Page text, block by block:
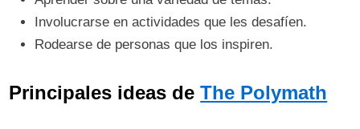
Involucrarse en actividades que les desafíen.
Rodearse de personas que los inspiren.
Principales ideas deThe Polymath